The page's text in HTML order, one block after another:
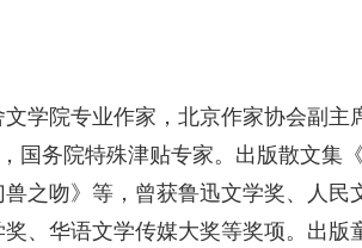
学院专业作家，北京作家协会副主
国务院特殊津贴专家。出版散文集
之吻》等，曾获鲁迅文学奖、人民
、华语文学传媒大奖等奖项。出版